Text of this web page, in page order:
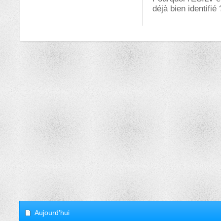
déjà bien identifié
Aujourd'hui